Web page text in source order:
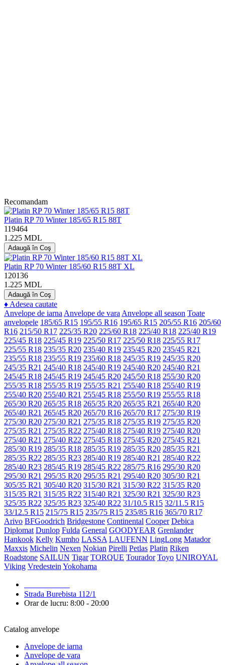
Recomandam
Platin RP 70 Winter 185/65 R15 88T
119464
1.225 MDL
Adaugă în Coş
Platin RP 70 Winter 185/60 R15 88T XL
120136
1.225 MDL
Adaugă în Coş
♦ Adesea cautate
Anvelope de iarna Anvelope de vara Anvelope all season Toate
anvelopele 185/65 R15 195/55 R16 195/65 R15 205/55 R16 205/60
R16 215/50 R17 225/35 R20 225/60 R18 225/40 R18 225/40 R19
225/45 R18 225/45 R19 225/50 R17 225/50 R18 225/55 R17
225/55 R18 235/35 R20 235/40 R19 235/45 R20 235/45 R21
235/55 R18 235/55 R19 235/60 R18 245/35 R19 245/35 R20
245/35 R21 245/40 R18 245/40 R19 245/40 R20 245/40 R21
245/45 R18 245/45 R19 245/45 R20 245/50 R18 255/30 R20
255/35 R18 255/35 R19 255/35 R21 255/40 R18 255/40 R19
255/40 R20 255/40 R21 255/45 R18 255/50 R19 255/55 R18
265/30 R20 265/35 R18 265/35 R20 265/35 R21 265/40 R20
265/40 R21 265/45 R20 265/70 R16 265/70 R17 275/30 R19
275/30 R20 275/30 R21 275/35 R18 275/35 R19 275/35 R20
275/35 R21 275/35 R22 275/40 R18 275/40 R19 275/40 R20
275/40 R21 275/40 R22 275/45 R18 275/45 R20 275/45 R21
285/30 R19 285/35 R18 285/35 R19 285/35 R20 285/35 R21
285/35 R22 285/35 R23 285/40 R19 285/40 R21 285/40 R22
285/40 R23 285/45 R19 285/45 R22 285/75 R16 295/30 R20
295/30 R21 295/35 R20 295/35 R21 295/40 R20 305/30 R21
305/35 R21 305/40 R20 315/30 R21 315/30 R22 315/35 R20
315/35 R21 315/35 R22 315/40 R21 325/30 R21 325/30 R23
325/35 R22 325/35 R23 325/40 R22 31/10.5 R15 32/11.5 R15
33/12.5 R15 215/75 R15 235/75 R15 235/85 R16 365/70 R17
Arivo BFGoodrich Bridgestone Continental Cooper Debica
Diplomat Dunlop Fulda General GOODYEAR Grenlander
Hankook Kelly Kumho LASSA LAUFENN LingLong Matador
Maxxis Michelin Nexen Nokian Pirelli Petlas Platin Riken
Roadstone SAILUN Tigar TORQUE Tourador Toyo UNIROYAL
Viking Vredestein Yokohama
Strada Burebista 112/1
Orar de lucru: 8:00 - 20:00
Catalog anvelope
Anvelope de iarna
Anvelope de vara